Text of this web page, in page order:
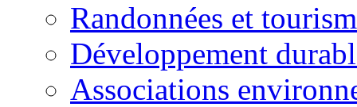
Randonnées et
Développement
Associations